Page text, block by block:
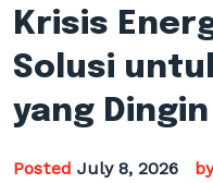
Krisis
Solusi
yang Dingin
Posted July 8, 2026